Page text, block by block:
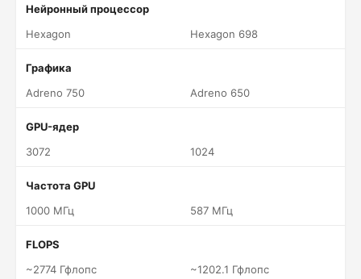
Нейронный процессор
Hexagon
Hexagon 698
Графика
Adreno 750
Adreno 650
GPU-ядер
3072
1024
Частота GPU
1000 МГц
587 МГц
FLOPS
~2774 Гфлопс
~1202.1 Гфлопс